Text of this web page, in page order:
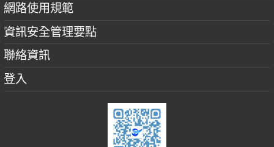
網路使用規範
資訊安全管理要點
聯絡資訊
登入